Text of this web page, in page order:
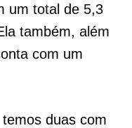
um total de 5,3
também, além
com um
duas com